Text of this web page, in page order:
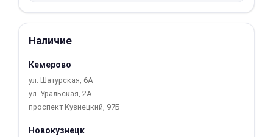
Наличие
Кемерово
ул. Шатурская, 6А
ул. Уральская, 2А
проспект Кузнецкий, 97Б
Новокузнецк
Добавляйте товары
Оплачивайте сегодня только
25% картой любого банка
Получайте товар